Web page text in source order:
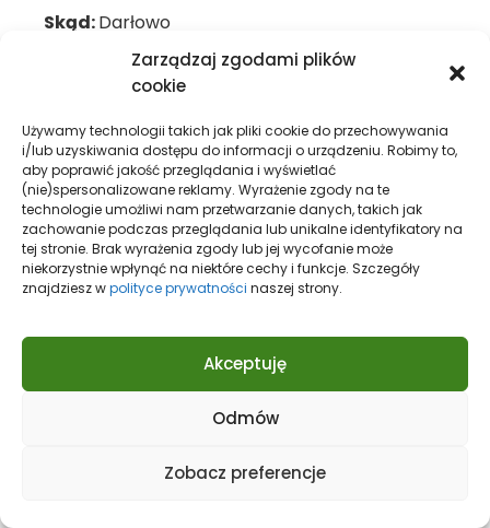
Zarządzaj zgodami plików
cookie
Używamy technologii takich jak pliki cookie do przechowywania
i/lub uzyskiwania dostępu do informacji o urządzeniu. Robimy to,
aby poprawić jakość przeglądania i wyświetlać
(nie)spersonalizowane reklamy. Wyrażenie zgody na te
technologie umożliwi nam przetwarzanie danych, takich jak
zachowanie podczas przeglądania lub unikalne identyfikatory na
tej stronie. Brak wyrażenia zgody lub jej wycofanie może
niekorzystnie wpłynąć na niektóre cechy i funkcje. Szczegóły
znajdziesz wpolityce prywatności naszej strony.
Akceptuję
Odmów
Zobacz preferencje
Skąd:Darłowo
prywatny przedsiębiorca
Nowa Lewica
14) Maciej Markowski
Skąd:Wałcz
Zawód:kierowca
Partia:Nowa Lewica
15) Justyna Stobiecka
Skąd:Koszalin
inżynier nauk medycznych
Partia:Nowa Lewica
Świerszczewo